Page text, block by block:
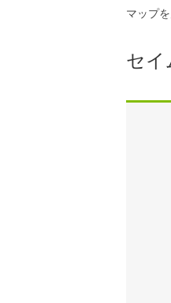
マップ
セイ